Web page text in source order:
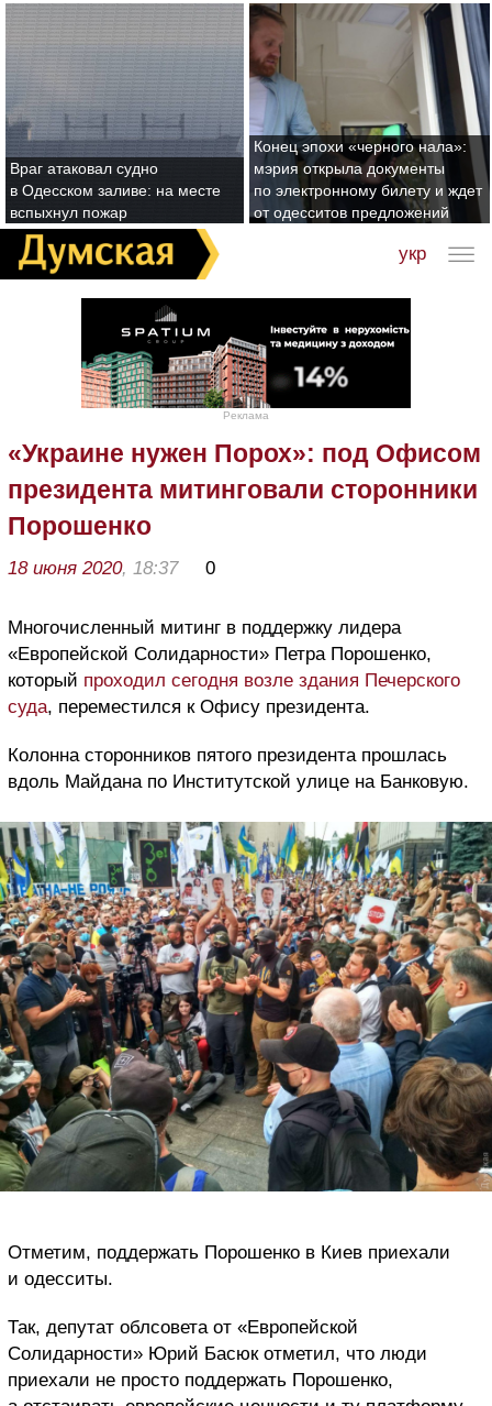
Враг атаковал судно
в Одесском заливе: на месте
вспыхнул пожар
Конец эпохи «черного нала»:
мэрия открыла документы
по электронному билету и ждет
от одесситов предложений
укр
Реклама
«Украине нужен Порох»: под Офисом
президента митинговали сторонники
Порошенко
18 июня 2020, 18:37 0
Многочисленный митинг в поддержку лидера
«Европейской Солидарности» Петра Порошенко,
который проходил сегодня возле здания Печерского
суда, переместился к Офису президента.
Колонна сторонников пятого президента прошлась
вдоль Майдана по Институтской улице на Банковую.
Отметим, поддержать Порошенко в Киев приехали
и одесситы.
Так, депутат облсовета от «Европейской
Солидарности» Юрий Басюк отметил, что люди
приехали не просто поддержать Порошенко,